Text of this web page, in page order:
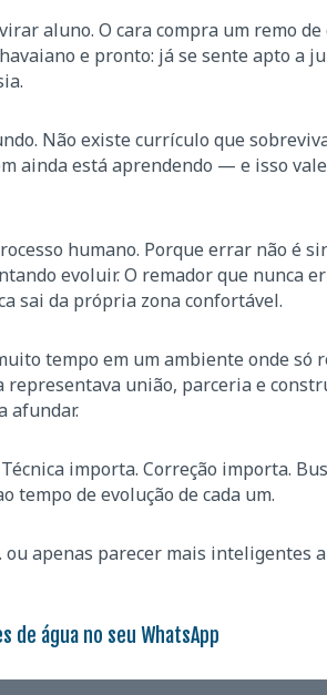
aluno. O cara compra um remo de
e pronto: já se sente apto a
Não existe currículo que
ainda está aprendendo — e isso
humano. Porque errar não é
evoluir. O remador que nunca
sai da própria zona confortável.
tempo em um ambiente onde só
representava união, parceria e
afundar.
importa. Correção importa.
tempo de evolução de cada um.
apenas parecer mais inteligentes
água no seu WhatsApp